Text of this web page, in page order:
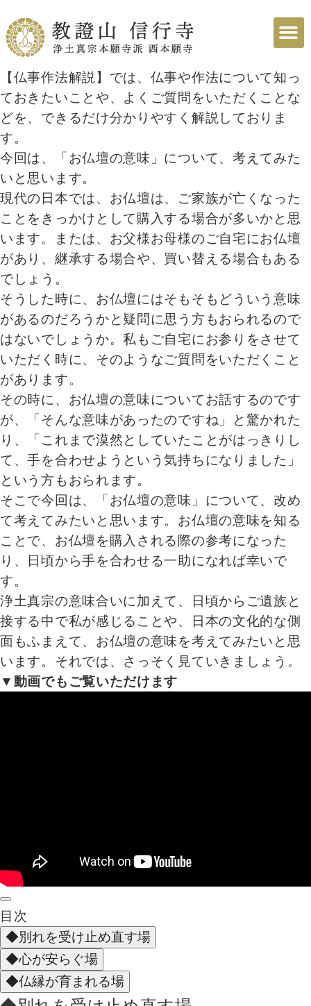
【仏事作法解説】では、仏事や作法について知っ
ておきたいことや、よくご質問をいただくことな
どを、できるだけ分かりやすく解説しておりま
す。
今回は、「お仏壇の意味」について、考えてみた
いと思います。
現代の日本では、お仏壇は、ご家族が亡くなった
ことをきっかけとして購入する場合が多いかと思
います。または、お父様お母様のご自宅にお仏壇
があり、継承する場合や、買い替える場合もある
でしょう。
そうした時に、お仏壇にはそもそもどういう意味
があるのだろうかと疑問に思う方もおられるので
はないでしょうか。私もご自宅にお参りをさせて
いただく時に、そのようなご質問をいただくこと
があります。
その時に、お仏壇の意味についてお話するのです
が、「そんな意味があったのですね」と驚かれた
り、「これまで漠然としていたことがはっきりし
て、手を合わせようという気持ちになりました」
という方もおられます。
そこで今回は、「お仏壇の意味」について、改め
て考えてみたいと思います。お仏壇の意味を知る
ことで、お仏壇を購入される際の参考になった
り、日頃から手を合わせる一助になれば幸いで
す。
浄土真宗の意味合いに加えて、日頃からご遺族と
接する中で私が感じることや、日本の文化的な側
面もふまえて、お仏壇の意味を考えてみたいと思
います。それでは、さっそく見ていきましょう。
▼動画でもご覧いただけます
目次
◆別れを受け止め直す場
◆心が安らぐ場
◆仏縁が育まれる場